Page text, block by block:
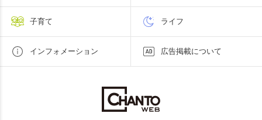
子育て ライフ
インフォメーション 広告掲載について